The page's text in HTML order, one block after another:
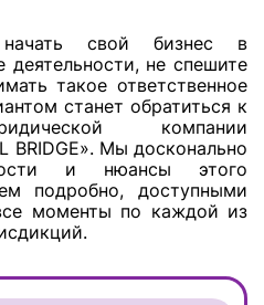
свой бизнес в
деятельности, не спешите
такое ответственное
станет обратиться к
компании
BRIDGE». Мы досконально
и нюансы этого
подробно, доступными
моменты по каждой из